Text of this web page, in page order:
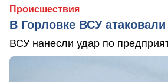
Происшествия
В Горловке ВСУ
ВСУ нанесли удар по